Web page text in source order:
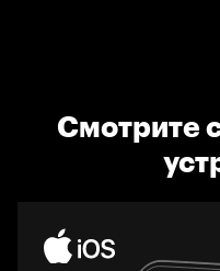
Смотрите